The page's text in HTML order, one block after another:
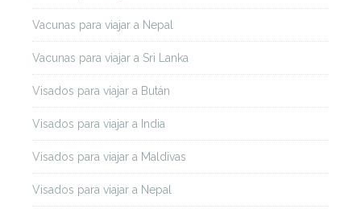
Vacunas para viajar a Nepal
Vacunas para viajar a Sri Lanka
Visados para viajar a Bután
Visados para viajar a India
Visados para viajar a Maldivas
Visados para viajar a Nepal